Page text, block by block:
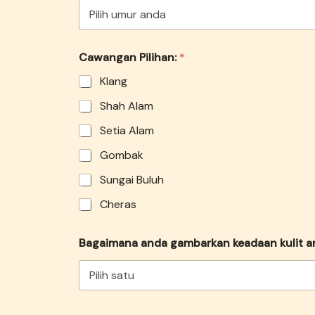
a
m
b
a
r
k
a
n
Cawangan Pilihan:*
Klang
Shah Alam
Setia Alam
Gombak
Sungai Buluh
Cheras
Bagaimana anda gambarkan keadaan kulit